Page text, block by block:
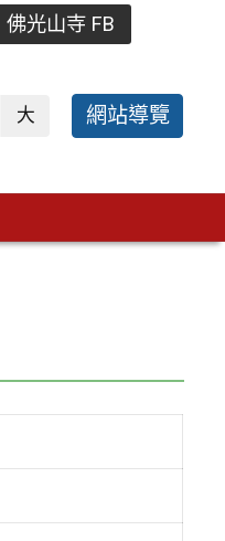
佛光山寺 FB
大 網站導覽